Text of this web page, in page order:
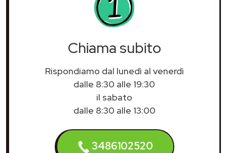
Chiama subito
Rispondiamo dal lunedì al venerdì
dalle 8:30 alle 19:30
il sabato
dalle 8:30 alle 13:00
3486102520